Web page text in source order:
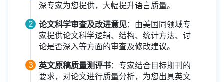
深专家为您提供，大幅提升语言质量。
2 论文科学审查及改进意见：由美国同领域专
家提供论文科学逻辑、结构、统计方法、讨
论是否深入等方面的审查及修改建议。
3
英文原稿质量测评书：专家结合目标期刊的
要求，对论文进行质量分析，为您出具英文